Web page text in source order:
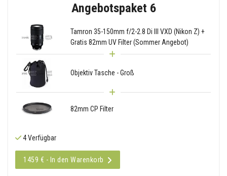
Angebotspaket 6
Tamron 35-150mm f/2-2.8 Di III VXD (Nikon Z) +
Gratis 82mm UV Filter (Sommer Angebot)
Objektiv Tasche - Groß
82mm CP Filter
4 Verfügbar
1459 € - In den Warenkorb